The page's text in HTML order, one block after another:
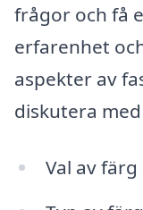
frågor och få
erfarenhet
aspekter av
diskutera
Val av